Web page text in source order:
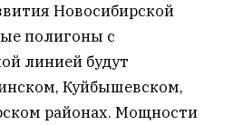
Новосибирской
полигоны с
линией будут
Куйбышевском,
районах. Мощности